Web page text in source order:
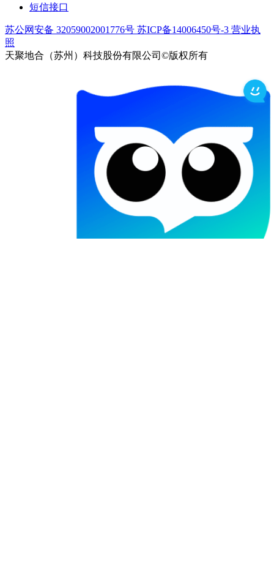
短信接口
苏公网安备 32059002001776号 苏ICP备14006450号-3 营业执
照
天聚地合（苏州）科技股份有限公司©版权所有